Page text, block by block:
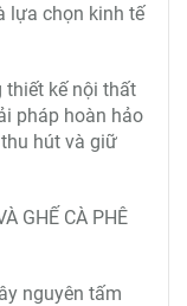
lựa chọn kinh tế
thiết kế nội thất
pháp hoàn hảo
hút và giữ
GHẾ CÀ PHÊ
nguyên tấm